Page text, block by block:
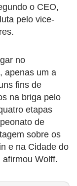
o CEO,
pelo vice-
no
apenas um a
fins de
na briga pelo
etapas
de
sobre os
e na Cidade do
afirmou Wolff.